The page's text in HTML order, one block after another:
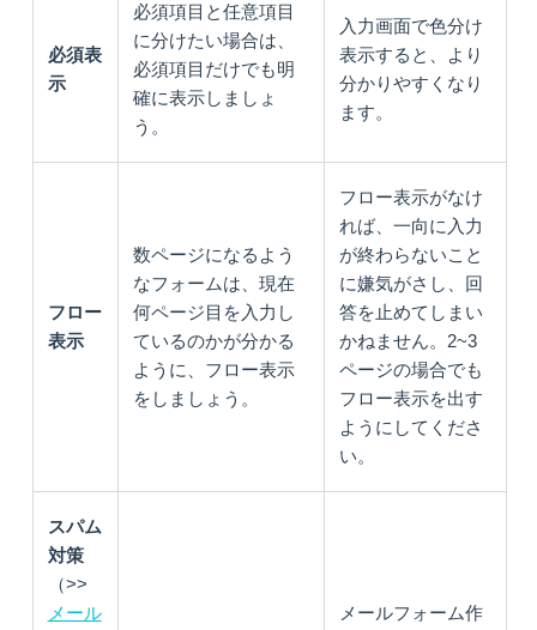
必須表
示
必須項目と任意項目
に分けたい場合は、
必須項目だけでも明
確に表示しましょ
う。
入力画面で色分け
表示すると、より
分かりやすくなり
ます。
フロー
表示
数ページになるよう
なフォームは、現在
何ページ目を入力し
ているのかが分かる
ように、フロー表示
をしましょう。
フロー表示がなけ
れば、一向に入力
が終わらないこと
に嫌気がさし、回
答を止めてしまい
かねません。2~3
ページの場合でも
フロー表示を出す
ようにしてくださ
い。
スパム
対策
（>>
メール
メールフォーム作